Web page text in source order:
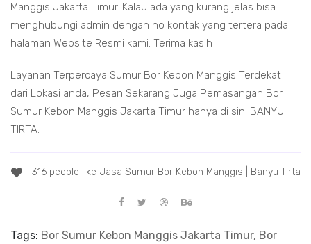
Manggis Jakarta Timur. Kalau ada yang kurang jelas bisa
menghubungi admin dengan no kontak yang tertera pada
halaman Website Resmi kami. Terima kasih
Layanan Terpercaya Sumur Bor Kebon Manggis Terdekat
dari Lokasi anda, Pesan Sekarang Juga Pemasangan Bor
Sumur Kebon Manggis Jakarta Timur hanya di sini BANYU
TIRTA.
316 people like Jasa Sumur Bor Kebon Manggis | Banyu Tirta
Tags: Bor Sumur Kebon Manggis Jakarta Timur, Bor